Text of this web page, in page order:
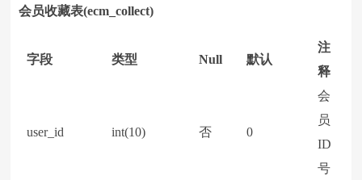
会员收藏表(ecm_collect)
字段 类型 Null 默认
注
释
user_id int(10) 否 0
会
员
ID
号